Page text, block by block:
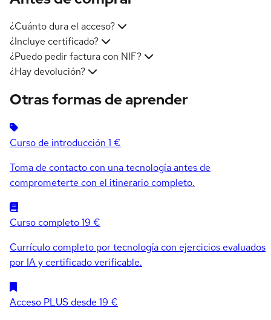
¿Cuánto dura el acceso?
¿Incluye certificado?
¿Puedo pedir factura con NIF?
¿Hay devolución?
Otras formas de aprender
Curso de introducción 1 €
Toma de contacto con una tecnología antes de
comprometerte con el itinerario completo.
Curso completo19 €
Currículo completo por tecnología con ejercicios evaluados
por IA y certificado verificable.
Acceso PLUS desde 19 €